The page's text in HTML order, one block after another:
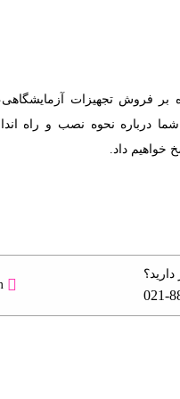
بر فروش تجهیزات
درباره نحوه نصب و راه
خواهیم داد.
021-